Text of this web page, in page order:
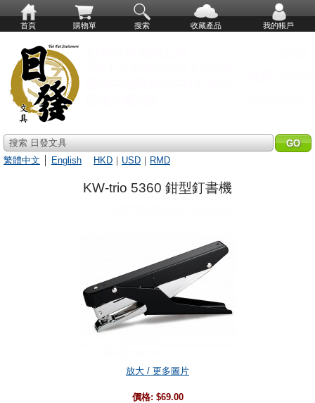
首頁 購物單 搜索 收藏產品 我的帳戶
搜索 日發文具
繁體中文
English HKD ｜ USD ｜ RMD
KW-trio 5360 鉗型釘書機
放大 / 更多圖片
價格: $69.00